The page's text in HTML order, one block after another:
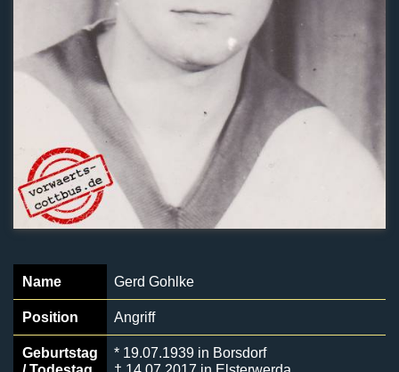
Name Gerd Gohlke
Position Angriff
Geburtstag
* 19.07.1939 in Borsdorf